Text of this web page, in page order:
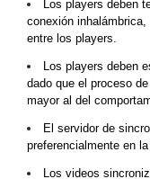
Los players deben
conexión
entre los players.
Los players deben
dado que el proceso
mayor al del
El servidor de
preferencialmente en
Los videos